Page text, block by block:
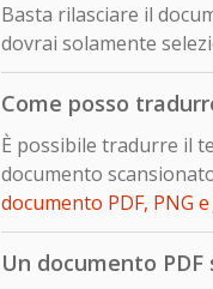
Basta rilasciare il
dovrai solamente
Come posso
È possibile tradurre il
documento
documento PDF, PNG
Un documento